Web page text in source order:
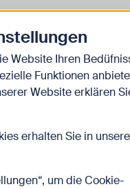
Website Ihren
Funktionen
Website erklären
erhalten Sie in
um die Cookie-